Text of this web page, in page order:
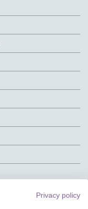
Privacy policy